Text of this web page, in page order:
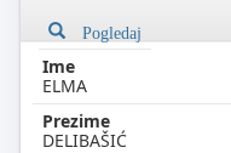
Pogledaj
ELMA
DELIBAŠIĆ